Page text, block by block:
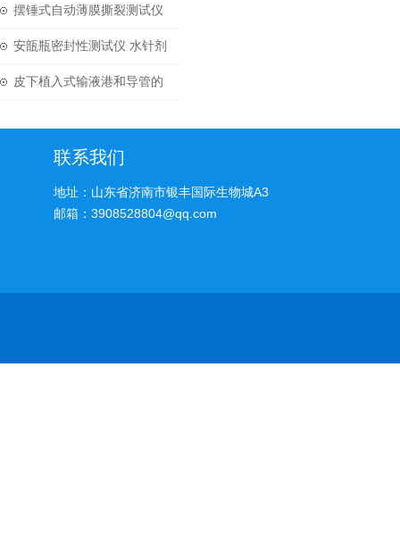
设备解析
能和产品特性
摆锤式自动薄膜撕裂测试仪
检测薄膜撕裂度方法
安瓿瓶密封性测试仪 水针剂
安瓿瓶密封检测仪器
皮下植入式输液港和导管的
2020））联系我们
地址：山东省济南市银丰国际生物城A3
邮箱：3908528804@qq.com